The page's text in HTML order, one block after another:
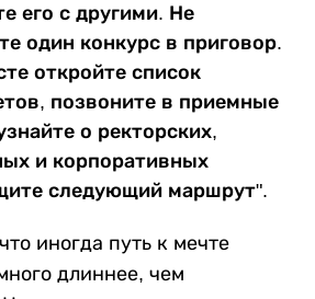
его с другими. Не
один конкурс в приговор.
откройте список
позвоните в приемные
о ректорских,
и корпоративных
следующий маршрут".
иногда путь к мечте
длиннее, чем